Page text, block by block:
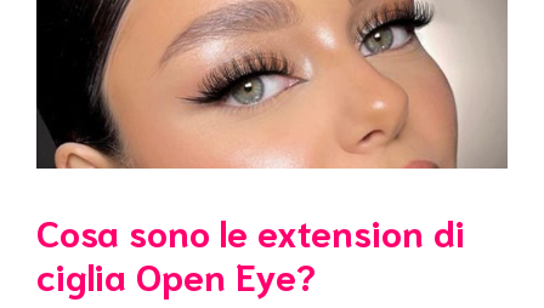
Cosa sono le extension di
ciglia Open Eye?